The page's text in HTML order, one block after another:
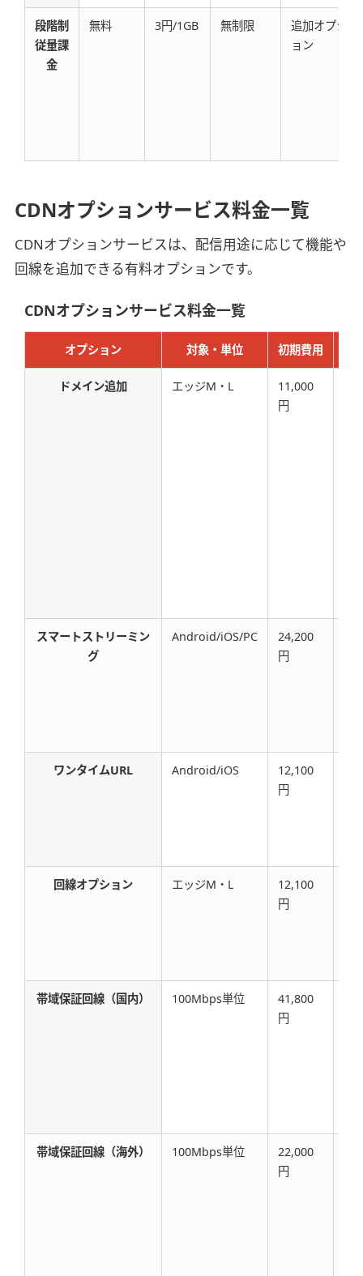
段階制
従量課
金
無料 3円/1GB 無制限
追加オプシ
ョン
CDNオプションサービス料金一覧
CDNオプションサービスは、配信用途に応じて機能や
回線を追加できる有料オプションです。
CDNオプションサービス料金一覧
オプション 対象・単位 初期費用
ドメイン追加 エッジM・L
11,000
円
スマートストリーミン
グ
Android/iOS/PC
24,200
円
ワンタイムURL Android/iOS
12,100
円
回線オプション エッジM・L
12,100
円
帯域保証回線（国内） 100Mbps単位
41,800
円
帯域保証回線（海外） 100Mbps単位
22,000
円